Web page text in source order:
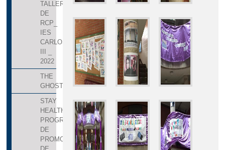
TALLER
DE
RCP_
IES
CARLOS
2022
THE
GHOST
STAY
HEALTHY,
PROGRAMA
DE
PROMOCIÓN